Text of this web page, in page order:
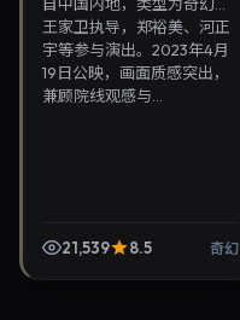
王家卫执导，郑裕美、河正
宇等参与演出。2023年4月
19日公映，画面质感突出，
兼顾院线观感与...
21,539 8.5 奇幻